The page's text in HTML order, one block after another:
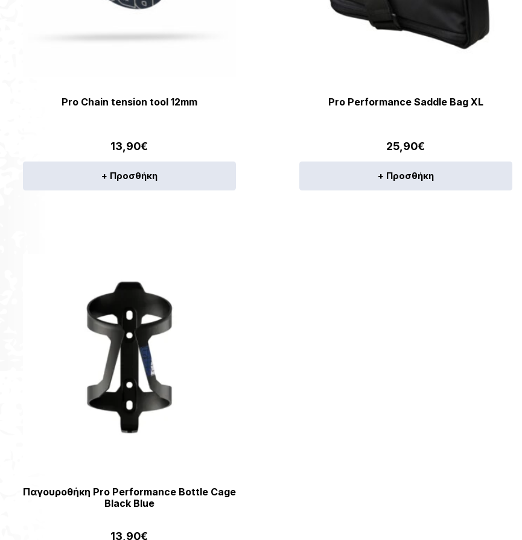
Pro Chain tension tool 12mm
13,90€
+ Προσθήκη
Pro Performance Saddle Bag XL
25,90€
+ Προσθήκη
Παγουροθήκη Pro Performance Bottle Cage
Black Blue
13,90€